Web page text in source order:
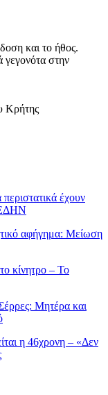
και το ήθος.
γεγονότα στην
Κρήτης
έχουν
αφήγημα: Μείωση
κίνητρο – Το
Μητέρα και
η 46χρονη – «Δεν